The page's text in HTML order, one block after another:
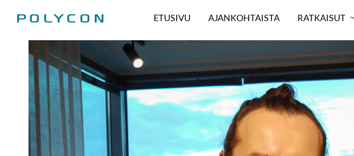
sisältöön
ETUSIVU AJANKOHTAISTA RATKAISUT